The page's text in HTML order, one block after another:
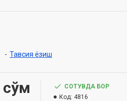
- Тавсия ёзиш
сўм
СОТУВДА БОР
Код: 4816